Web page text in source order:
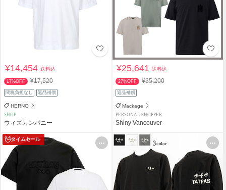
¥14,454送料込
17%OFF ¥17,520
関税負担なし 返品補償
HERNO
SHOP
ウィズカンパニー
¥25,641送料込
27%OFF ¥35,200
返品補償
Mackage
PERSONAL SHOPPER
Shiny Vancouver
タイムセール